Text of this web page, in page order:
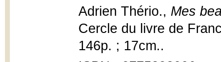
Adrien Thério., Mes
Cercle du livre de
146p. ; 17cm..